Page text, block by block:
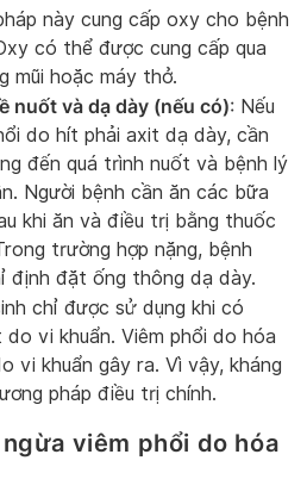
này cung cấp oxy cho bệnh
có thể được cung cấp qua
mũi hoặc máy thở.
nuốt và dạ dày (nếu có): Nếu
do hít phải axit dạ dày, cần
đến quá trình nuốt và bệnh lý
Người bệnh cần ăn các bữa
khi ăn và điều trị bằng thuốc
trường hợp nặng, bệnh
định đặt ống thông dạ dày.
chỉ được sử dụng khi có
vi khuẩn. Viêm phổi do hóa
vi khuẩn gây ra. Vì vậy, kháng
pháp điều trị chính.
viêm phổi do hóa